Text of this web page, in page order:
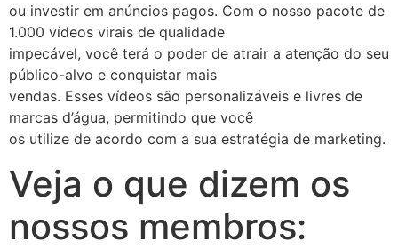
ou investir em anúncios pagos. Com o nosso pacote de
1.000 vídeos virais de qualidade
impecável, você terá o poder de atrair a atenção do seu
público-alvo e conquistar mais
vendas. Esses vídeos são personalizáveis e livres de
marcas d’água, permitindo que você
os utilize de acordo com a sua estratégia de marketing.
Veja o que dizem os
nossos membros: